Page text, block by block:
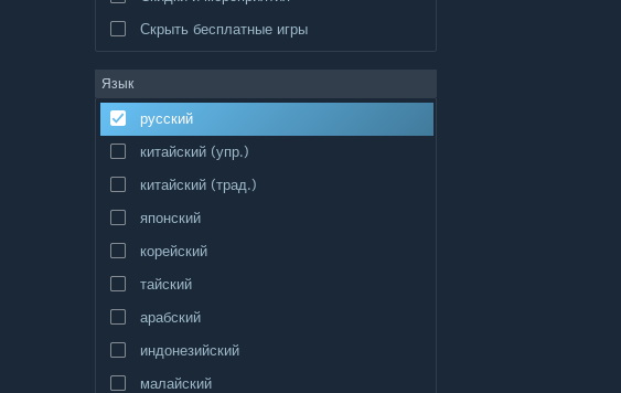
Скрыть бесплатные игры
Язык
русский
китайский (упр.)
китайский (трад.)
японский
корейский
тайский
арабский
индонезийский
малайский